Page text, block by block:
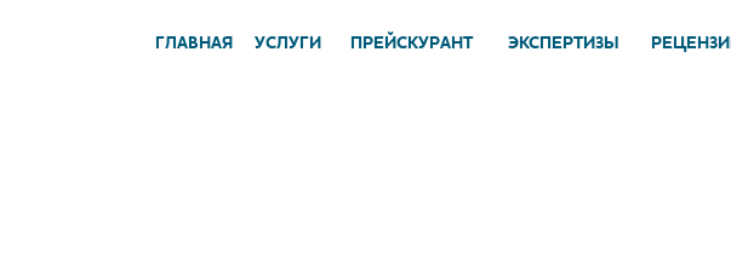
ГЛАВНАЯ УСЛУГИ ПРЕЙСКУРАНТ ЭКСПЕРТИЗЫ